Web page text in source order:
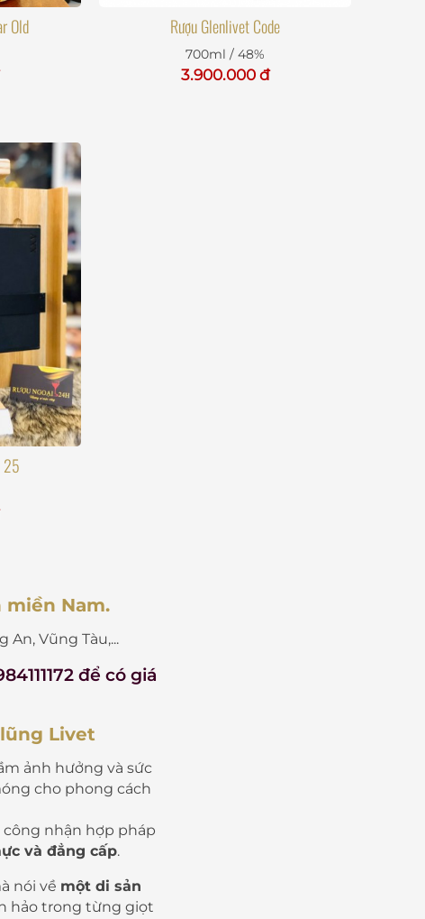
Old Rượu Glenlivet Code
700ml / 48%
3.900.000 đ
25
miền Nam.
Vũng Tàu,...
để có giá
Livet
ảnh hưởng và sức
cho phong cách
công nhận hợp pháp
và đẳng cấp.
nói về một di sản
hảo trong từng giọt